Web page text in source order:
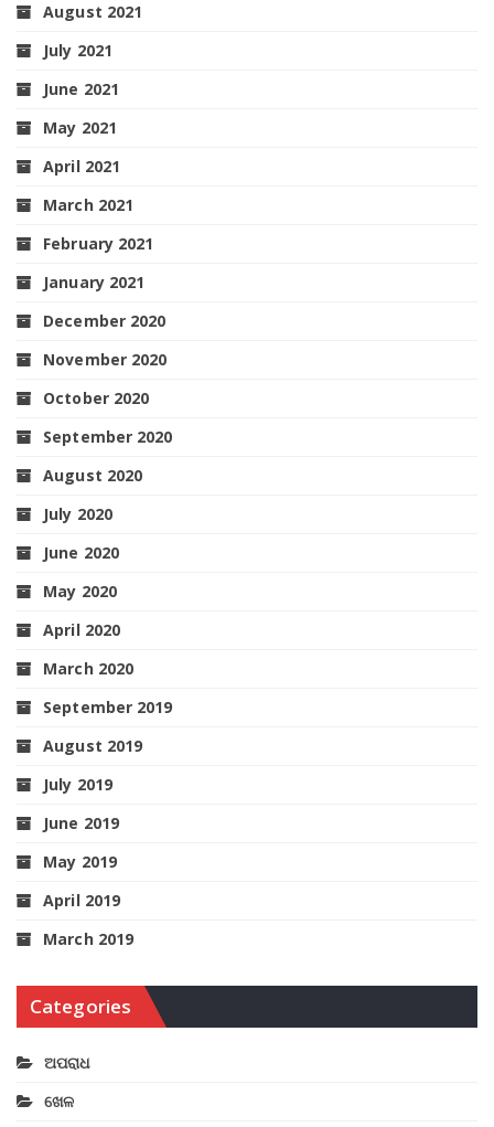
August 2021
July 2021
June 2021
May 2021
April 2021
March 2021
February 2021
January 2021
December 2020
November 2020
October 2020
September 2020
August 2020
July 2020
June 2020
May 2020
April 2020
March 2020
September 2019
August 2019
July 2019
June 2019
May 2019
April 2019
March 2019
Categories
ଅପରାଧ
ଖେଳ